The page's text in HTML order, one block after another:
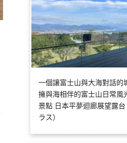
一個讓富士山與大海對話的
擁與海相伴的富士山日常風
景點 日本平夢迴廊展望露
ラス）